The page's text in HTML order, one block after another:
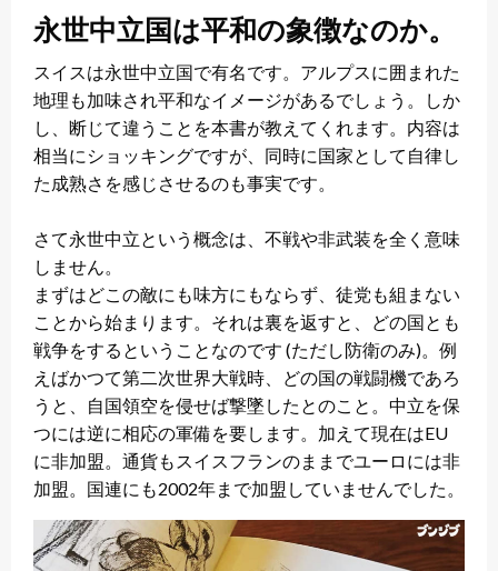
永世中立国は平和の象徴なのか。
スイスは永世中立国で有名です。アルプスに囲まれた
地理も加味され平和なイメージがあるでしょう。しか
し、断じて違うことを本書が教えてくれます。内容は
相当にショッキングですが、同時に国家として自律し
た成熟さを感じさせるのも事実です。
さて永世中立という概念は、不戦や非武装を全く意味
しません。
まずはどこの敵にも味方にもならず、徒党も組まない
ことから始まります。それは裏を返すと、どの国とも
戦争をするということなのです (ただし防衛のみ)。例
えばかつて第二次世界大戦時、どの国の戦闘機であろ
うと、自国領空を侵せば撃墜したとのこと。中立を保
つには逆に相応の軍備を要します。加えて現在はEU
に非加盟。通貨もスイスフランのままでユーロには非
加盟。国連にも2002年まで加盟していませんでした。